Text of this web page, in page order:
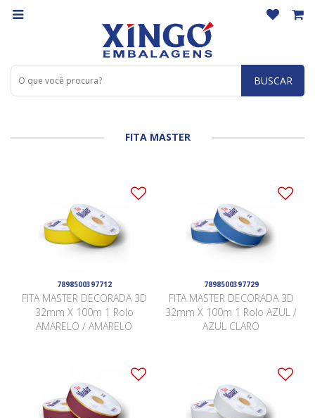
BUSCAR
FITA MASTER
7898500397712
FITA MASTER DECORADA 3D
32mm X 100m 1 Rolo
AMARELO / AMARELO
7898500397729
FITA MASTER DECORADA 3D
32mm X 100m 1 Rolo AZUL /
AZUL CLARO